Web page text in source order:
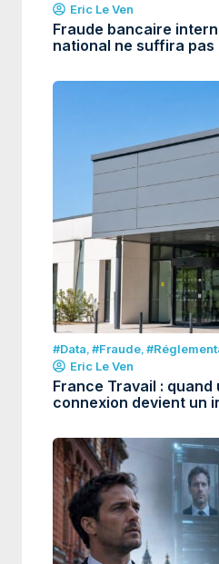
Eric Le Ven
Fraude bancaire
national ne suffira pas
#Data,#Fraude,
Eric Le Ven
France Travail : quand
connexion devient un